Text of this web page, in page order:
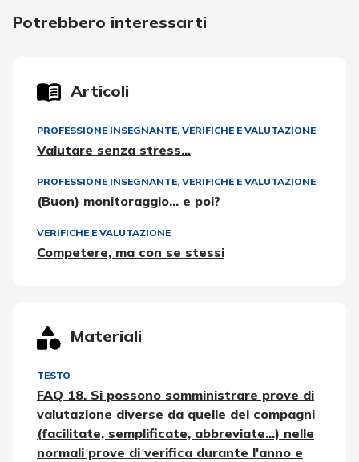
Potrebbero interessarti
Articoli
PROFESSIONE INSEGNANTE, VERIFICHE E VALUTAZIONE
Valutare senza stress…
PROFESSIONE INSEGNANTE, VERIFICHE E VALUTAZIONE
(Buon) monitoraggio… e poi?
VERIFICHE E VALUTAZIONE
Competere, ma con se stessi
Materiali
TESTO
FAQ 18. Si possono somministrare prove di
valutazione diverse da quelle dei compagni
(facilitate, semplificate, abbreviate...) nelle
normali prove di verifica durante l'anno e